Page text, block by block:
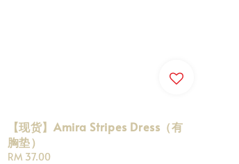
【现货】Amira Stripes Dress（有
胸垫）
Regular
RM 37.00